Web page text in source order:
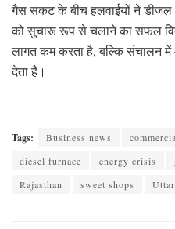
गैस संकट के बीच हलवाईयों ने डीजल
को सुचारू रूप से चलाने का सफल
लागत कम करता है, बल्कि संचालन
देता है।
Tags: Business news
diesel furnace
energy crisis
Rajasthan
sweet shops